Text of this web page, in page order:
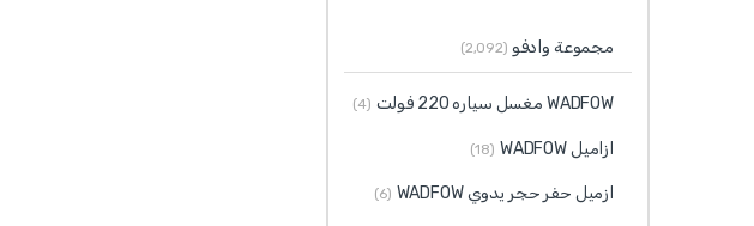
مجموعة وادفو (2٬092)
WADFOW مغسل سياره 220 فولت (4)
ازاميل WADFOW (18)
ازميل حفر حجر يدوي WADFOW (6)